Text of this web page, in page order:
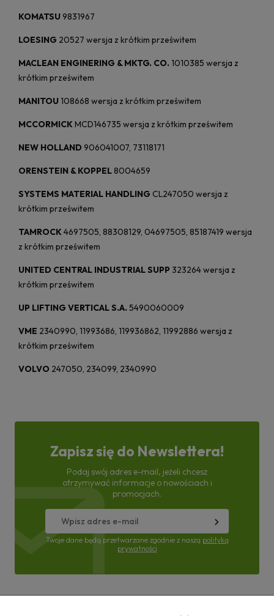
KOMATSU 9831967
LOESING 20527 wersja z krótkim prześwitem
MACLEAN ENGINERING & MKTG. CO. 1010385 wersja z
krótkim prześwitem
MANITOU 108668 wersja z krótkim prześwitem
MCCORMICKMCD146735 wersja z krótkim prześwitem
NEW HOLLAND 906041007, 73118171
ORENSTEIN & KOPPEL 8004659
SYSTEMS MATERIAL HANDLING CL247050 wersja z
krótkim prześwitem
TAMROCK4697505, 88308129, 04697505, 85187419 wersja
z krótkim prześwitem
UNITED CENTRAL INDUSTRIAL SUPP 323264 wersja z
krótkim prześwitem
UP LIFTING VERTICAL S.A. 5490060009
VME 2340990, 11993686, 119936862, 11992886 wersja z
krótkim prześwitem
VOLVO 247050, 234099, 2340990
Zapisz się do Newslettera!
Podaj swój adres e-mail, jeżeli chcesz
otrzymywać informacje o nowościach i
promocjach.
Twoje dane będą przetwarzane zgodnie z naszą polityką
prywatności